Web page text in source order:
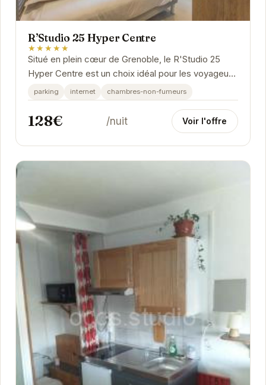
R’Studio 25 Hyper Centre
★★★★★
Situé en plein cœur de Grenoble, le R'Studio 25
Hyper Centre est un choix idéal pour les voyageurs
souhaitant explorer la ville. Proche des...
parking internet chambres-non-fumeurs
128€ /nuit Voir l'offre